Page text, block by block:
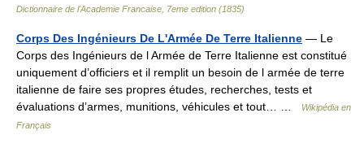
Dictionnaire de l'Academie Francaise, 7eme edition (1835)
Corps Des Ingénieurs De L'Armée De Terre Italienne — Le
Corps des Ingénieurs de l Armée de Terre Italienne est constitué
uniquement d’officiers et il remplit un besoin de l armée de terre
italienne de faire ses propres études, recherches, tests et
évaluations d’armes, munitions, véhicules et tout… …
Wikipédia en
Français